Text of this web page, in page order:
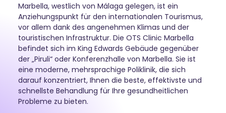
Marbella, westlich von Málaga gelegen, ist ein
Anziehungspunkt für den internationalen Tourismus,
vor allem dank des angenehmen Klimas und der
touristischen Infrastruktur. Die OTS Clinic Marbella
befindet sich im King Edwards Gebäude gegenüber
der „Piruli“ oder Konferenzhalle von Marbella. Sie ist
eine moderne, mehrsprachige Poliklinik, die sich
darauf konzentriert, Ihnen die beste, effektivste und
schnellste Behandlung für Ihre gesundheitlichen
Probleme zu bieten.